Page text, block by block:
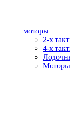
моторы
2-х
4-х
Моторы